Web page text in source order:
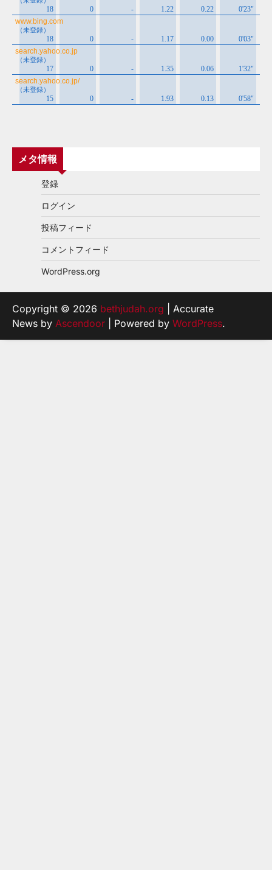
メタ情報
登録
ログイン
投稿フィード
コメントフィード
WordPress.org
Copyright © 2026 bethjudah.org | Accurate
News by Ascendoor | Powered by WordPress.